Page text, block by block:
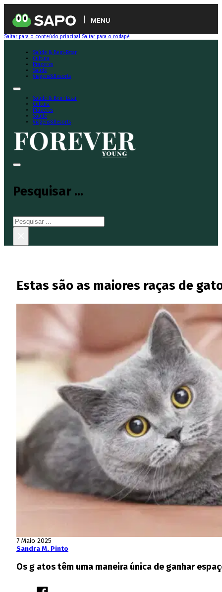
MENU
Saltar para o conteúdo principal Saltar para o rodapé
Saúde & Bem-Estar
Cultura
Prazeres
Saúde
Viagens&Resorts
Saúde & Bem-Estar
Cultura
Prazeres
Saúde
Viagens&Resorts
Pesquisar ...
Pesquisar
Estas são as maiores raças de
7 Maio 2025
Sandra M. Pinto
Os g atos têm uma maneira única de ganhar